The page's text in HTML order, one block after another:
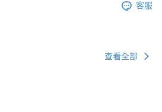
客服
查看全部